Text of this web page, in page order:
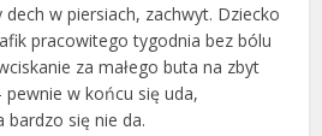
w piersiach, zachwyt. Dziecko
pracowitego tygodnia bez bólu
za małego buta na zbyt
pewnie w końcu się uda,
się nie da.